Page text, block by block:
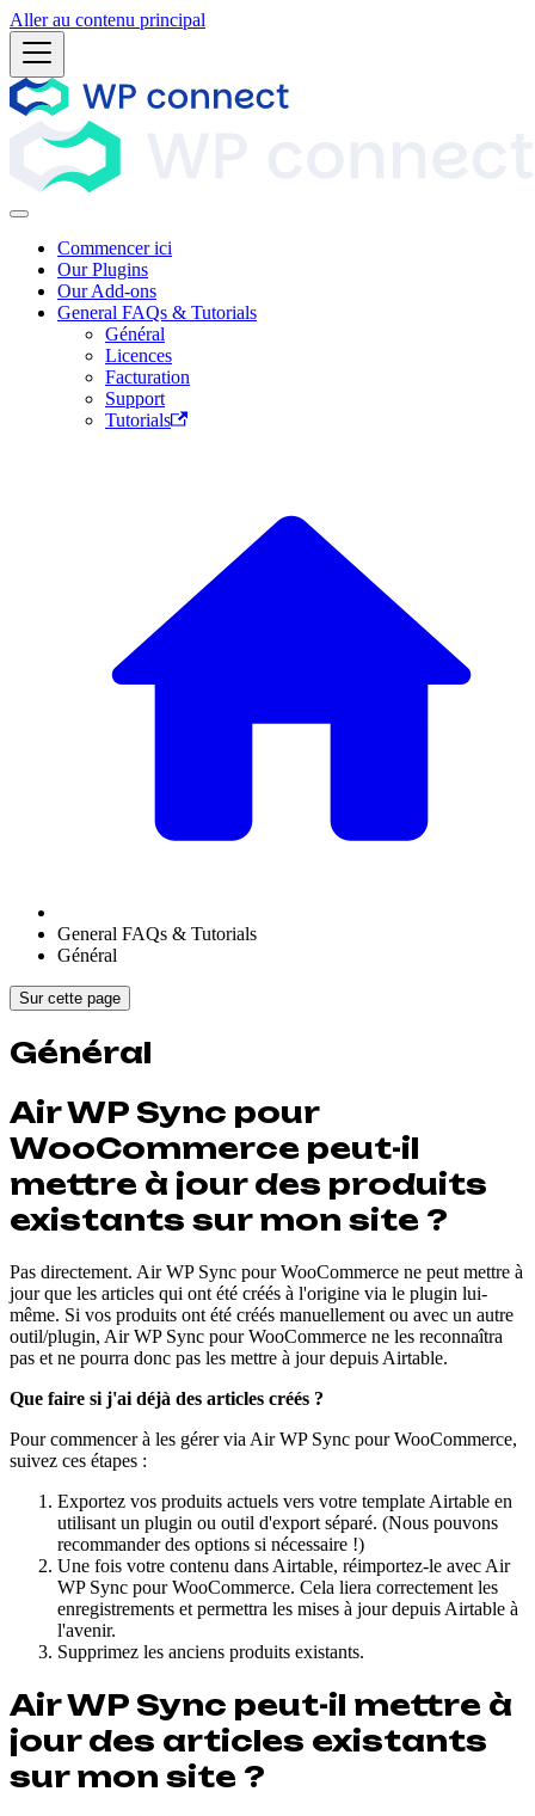
Aller au contenu principal
Commencer ici
Our Plugins
Our Add-ons
General FAQs & Tutorials
Général
Licences
Facturation
Support
Tutorials
General FAQs & Tutorials
Général
Sur cette page
Général
Air WP Sync pour
WooCommerce peut-il
mettre à jour des produits
existants sur mon site ?
Pas directement. Air WP Sync pour WooCommerce ne peut mettre à
jour que les articles qui ont été créés à l'origine via le plugin lui-
même. Si vos produits ont été créés manuellement ou avec un autre
outil/plugin, Air WP Sync pour WooCommerce ne les reconnaîtra
pas et ne pourra donc pas les mettre à jour depuis Airtable.
Que faire si j'ai déjà des articles créés ?
Pour commencer à les gérer via Air WP Sync pour WooCommerce,
suivez ces étapes :
Exportez vos produits actuels vers votre template Airtable en
utilisant un plugin ou outil d'export séparé. (Nous pouvons
recommander des options si nécessaire !)
Une fois votre contenu dans Airtable, réimportez-le avec Air
WP Sync pour WooCommerce. Cela liera correctement les
enregistrements et permettra les mises à jour depuis Airtable à
l'avenir.
Supprimez les anciens produits existants.
Air WP Sync peut-il mettre à
jour des articles existants
sur mon site ?